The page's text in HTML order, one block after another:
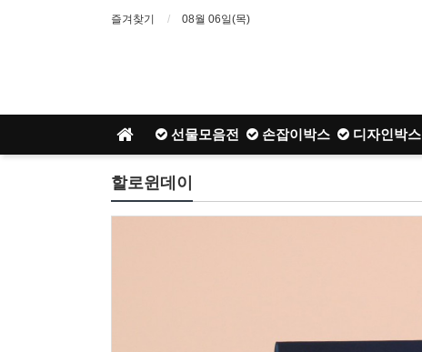
즐겨찾기 08월 06일(목)
선물모음전 손잡이박스 디자인박스
할로윈데이